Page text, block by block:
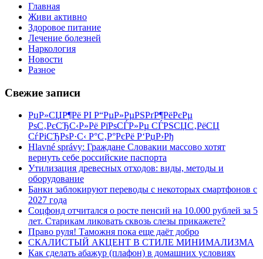
Главная
Живи активно
Здоровое питание
Лечение болезней
Наркология
Новости
Разное
Свежие записи
РџР»СЏР¶Рё РІ Р“РµР»РµРЅРґР¶РёРєРµ
РѕС‚РєСЂС‹Р»Рё РїРѕСЃР»Рµ СЃРЅСЏС‚РёСЏ
СѓРіСЂРѕР·С‹ Р°С‚Р°РєРё Р‘РџР›Рђ
Hlavné správy: Граждане Словакии массово хотят
вернуть себе российские паспорта
Утилизация древесных отходов: виды, методы и
оборудование
Банки заблокируют переводы с некоторых смартфонов с
2027 года
Соцфонд отчитался о росте пенсий на 10.000 рублей за 5
лет. Старикам ликовать сквозь слезы прикажете?
Право руля! Таможня пока еще даёт добро
СКАЛИСТЫЙ АКЦЕНТ В СТИЛЕ МИНИМАЛИЗМА
Как сделать абажур (плафон) в домашних условиях